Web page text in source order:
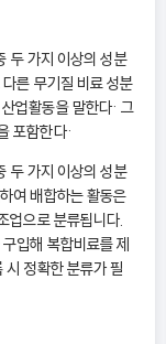
두 가지 이상의 성분
른 무기질 비료 성분
업활동을 말한다· 그
포함한다·
두 가지 이상의 성분
여 배합하는 활동은
으로 분류됩니다.
입해 복합비료를 제
시 정확한 분류가 필